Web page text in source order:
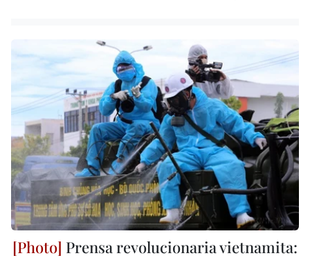
Prensa revolucionaria vietnamita: